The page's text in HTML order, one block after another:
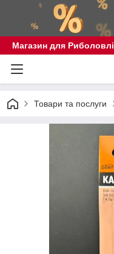
Магазин для
Товари та послуги